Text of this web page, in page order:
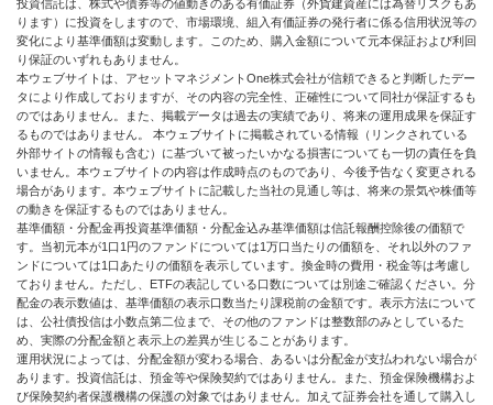
投資信託は、株式や債券等の値動きのある有価証券（外貨建資産には為替リスクもあ
ります）に投資をしますので、市場環境、組入有価証券の発行者に係る信用状況等の
変化により基準価額は変動します。このため、購入金額について元本保証および利回
り保証のいずれもありません。
本ウェブサイトは、アセットマネジメントOne株式会社が信頼できると判断したデー
タにより作成しておりますが、その内容の完全性、正確性について同社が保証するも
のではありません。また、掲載データは過去の実績であり、将来の運用成果を保証す
るものではありません。 本ウェブサイトに掲載されている情報（リンクされている
外部サイトの情報も含む）に基づいて被ったいかなる損害についても一切の責任を負
いません。本ウェブサイトの内容は作成時点のものであり、今後予告なく変更される
場合があります。本ウェブサイトに記載した当社の見通し等は、将来の景気や株価等
の動きを保証するものではありません。
基準価額・分配金再投資基準価額・分配金込み基準価額は信託報酬控除後の価額で
す。当初元本が1口1円のファンドについては1万口当たりの価額を、それ以外のファ
ンドについては1口あたりの価額を表示しています。換金時の費用・税金等は考慮し
ておりません。ただし、ETFの表記している口数については別途ご確認ください。分
配金の表示数値は、基準価額の表示口数当たり課税前の金額です。表示方法について
は、公社債投信は小数点第二位まで、その他のファンドは整数部のみとしているた
め、実際の分配金額と表示上の差異が生じることがあります。
運用状況によっては、分配金額が変わる場合、あるいは分配金が支払われない場合が
あります。投資信託は、預金等や保険契約ではありません。また、預金保険機構およ
び保険契約者保護機構の保護の対象ではありません。加えて証券会社を通して購入し